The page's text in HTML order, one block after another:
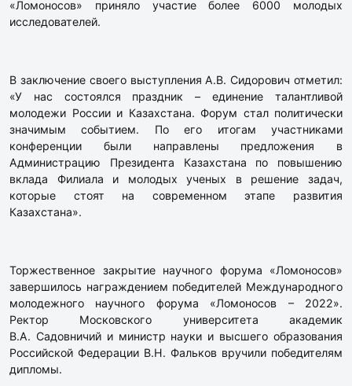
«Ломоносов» приняло участие более 6000 молодых
исследователей.
В заключение своего выступления А.В. Сидорович отметил:
«У нас состоялся праздник – единение талантливой
молодежи России и Казахстана. Форум стал политически
значимым событием. По его итогам участниками
конференции были направлены предложения в
Администрацию Президента Казахстана по повышению
вклада Филиала и молодых ученых в решение задач,
которые стоят на современном этапе развития
Казахстана».
Торжественное закрытие научного форума «Ломоносов»
завершилось награждением победителей Международного
молодежного научного форума «Ломоносов – 2022».
Ректор Московского университета академик
В.А. Садовничий и министр науки и высшего образования
Российской Федерации В.Н. Фальков вручили победителям
дипломы.